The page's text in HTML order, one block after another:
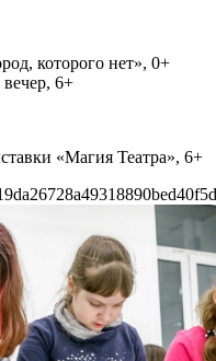
которого нет», 0+
6+
«Магия Театра», 6+